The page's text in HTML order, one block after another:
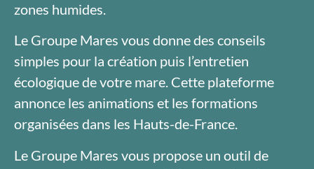
zones humides.
Le Groupe Mares vous donne des conseils
simples pour la création puis l’entretien
écologique de votre mare. Cette plateforme
annonce les animations et les formations
organisées dans les Hauts-de-France.
Le Groupe Mares vous propose un outil de